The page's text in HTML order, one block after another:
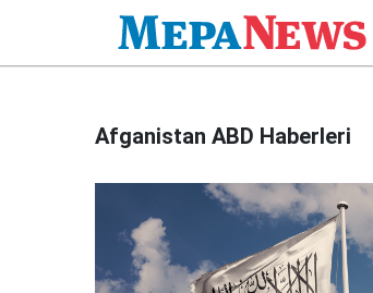
Afganistan ABD Haberleri